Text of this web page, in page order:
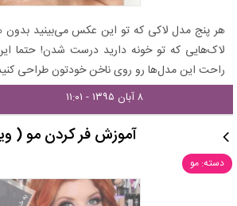
هر پنج مدل لاکی که تو این عکس می‌بینید بدون
لاک‌هایی که تو خونه دارید درست شدن! حتما
راحت این مدل‌ها رو روی ناخن خودتون طراحی
۸ آبان ۱۳۹۵ - ۱۱:۰۱
آموزش فر کردن مو (
دسته: مو